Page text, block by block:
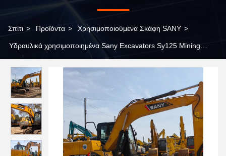
Σπίτι > Προϊόντα > Χρησιμοποιούμενα Σκάφη SANY >
Υδραυλικά χρησιμοποιημένα Sany Excavators Sy125 Mining